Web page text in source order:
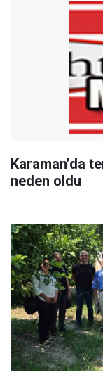
Karaman’da
neden oldu